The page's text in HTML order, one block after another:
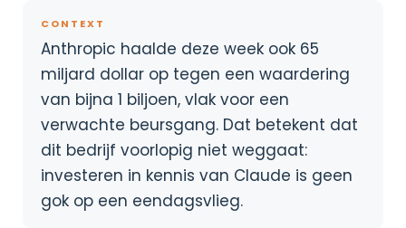
CONTEXT
Anthropic haalde deze week ook 65
miljard dollar op tegen een waardering
van bijna 1 biljoen, vlak voor een
verwachte beursgang. Dat betekent dat
dit bedrijf voorlopig niet weggaat:
investeren in kennis van Claude is geen
gok op een eendagsvlieg.